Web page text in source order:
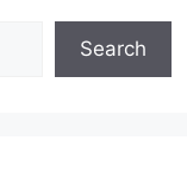
Search